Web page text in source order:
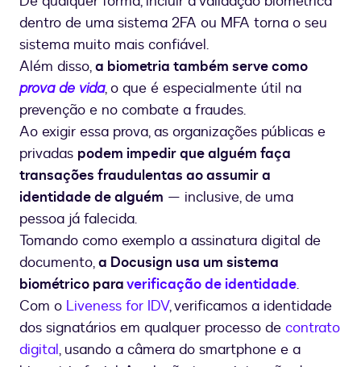
dentro de uma sistema 2FA ou MFA torna o seu
sistema muito mais confiável.
Além disso,a biometria também serve como
prova de vida, o que é especialmente útil na
prevenção e no combate a fraudes.
Ao exigir essa prova, as organizações públicas e
privadas podem impedir que alguém faça
transações fraudulentas ao assumir a
identidade de alguém — inclusive, de uma
pessoa já falecida.
Tomando como exemplo a assinatura digital de
documento,a Docusign usa um sistema
biométrico paraverificação de identidade.
Com o Liveness for IDV, verificamos a identidade
dos signatários em qualquer processo de contrato
digital, usando a câmera do smartphone e a